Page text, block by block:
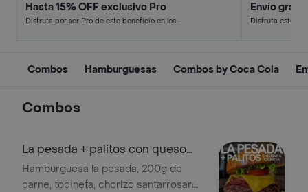
Hasta 15% OFF exclusivo Pro
Disfruta por ser Pro de este beneficio en los
Envío
Disfruta este
Combos Hamburguesas Combos by Coca Cola
Combos
La pesada + palitos con queso
cheddar
Hamburguesa la pesada, 200g de
carne, tocineta, chorizo santarrosano,